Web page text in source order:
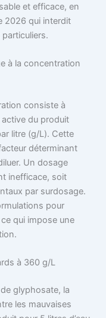
et efficace, en
2026 qui interdit
à la concentration
consiste à
du produit
litre (g/L). Cette
déterminant
Un dosage
inefficace, soit
par surdosage.
pour
qui impose une
à 360 g/L
glyphosate, la
les mauvaises